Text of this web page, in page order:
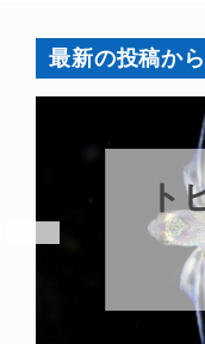
最新の投稿から
ト